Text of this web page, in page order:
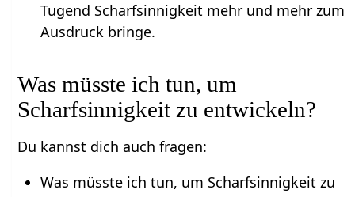
Tugend Scharfsinnigkeit mehr und mehr zum
Ausdruck bringe.
Was müsste ich tun, um
Scharfsinnigkeit zu entwickeln?
Du kannst dich auch fragen:
Was müsste ich tun, um Scharfsinnigkeit zu